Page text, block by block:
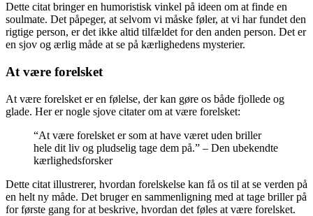
Dette citat bringer en humoristisk vinkel på ideen om at finde en
soulmate. Det påpeger, at selvom vi måske føler, at vi har fundet den
rigtige person, er det ikke altid tilfældet for den anden person. Det er
en sjov og ærlig måde at se på kærlighedens mysterier.
At være forelsket
At være forelsket er en følelse, der kan gøre os både fjollede og
glade. Her er nogle sjove citater om at være forelsket:
“At være forelsket er som at have været uden briller
hele dit liv og pludselig tage dem på.” – Den ubekendte
kærlighedsforsker
Dette citat illustrerer, hvordan forelskelse kan få os til at se verden på
en helt ny måde. Det bruger en sammenligning med at tage briller på
for første gang for at beskrive, hvordan det føles at være forelsket.